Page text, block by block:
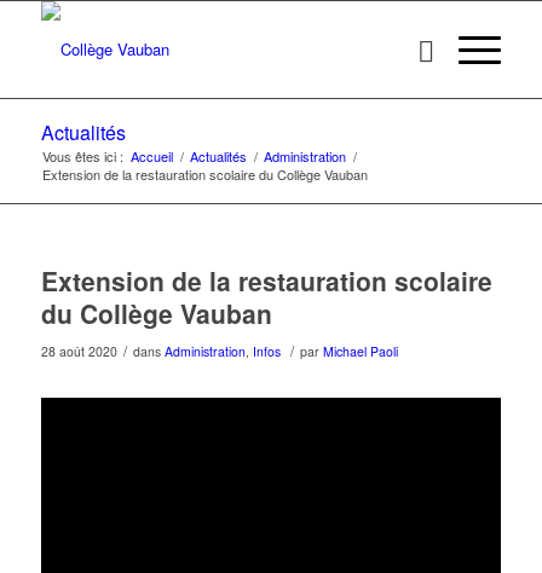
Actualités
Vous êtes ici : Accueil / Actualités / Administration /
Extension de la restauration scolaire du Collège Vauban
Extension de la restauration scolaire
du Collège Vauban
28 août 2020 / dans Administration, Infos / par Michael Paoli